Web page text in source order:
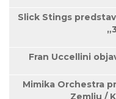
Slick Stings
Fran Uccellini
Mimika Orchestra
Zemlju /